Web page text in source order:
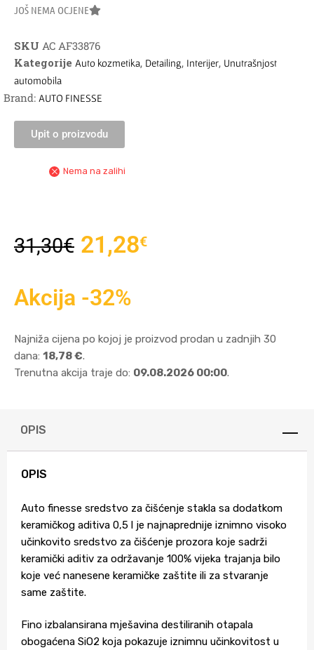
JOŠ NEMA OCJENE
SKU AC AF33876
Kategorije Auto kozmetika, Detailing, Interijer, Unutrašnjost
automobila
Brand: AUTO FINESSE
Upit o proizvodu
Nema na zalihi
31,30€ 21,28€
Akcija -32%
Najniža cijena po kojoj je proizvod prodan u zadnjih 30
dana: 18,78 €.
Trenutna akcija traje do: 09.08.2026 00:00.
OPIS
OPIS
Auto finesse sredstvo za čišćenje stakla sa dodatkom
keramičkog aditiva 0,5 l je najnaprednije iznimno visoko
učinkovito sredstvo za čišćenje prozora koje sadrži
keramički aditiv za održavanje 100% vijeka trajanja bilo
koje već nanesene keramičke zaštite ili za stvaranje
same zaštite.
Fino izbalansirana mješavina destiliranih otapala
obogaćena SiO2 koja pokazuje iznimnu učinkovitost u